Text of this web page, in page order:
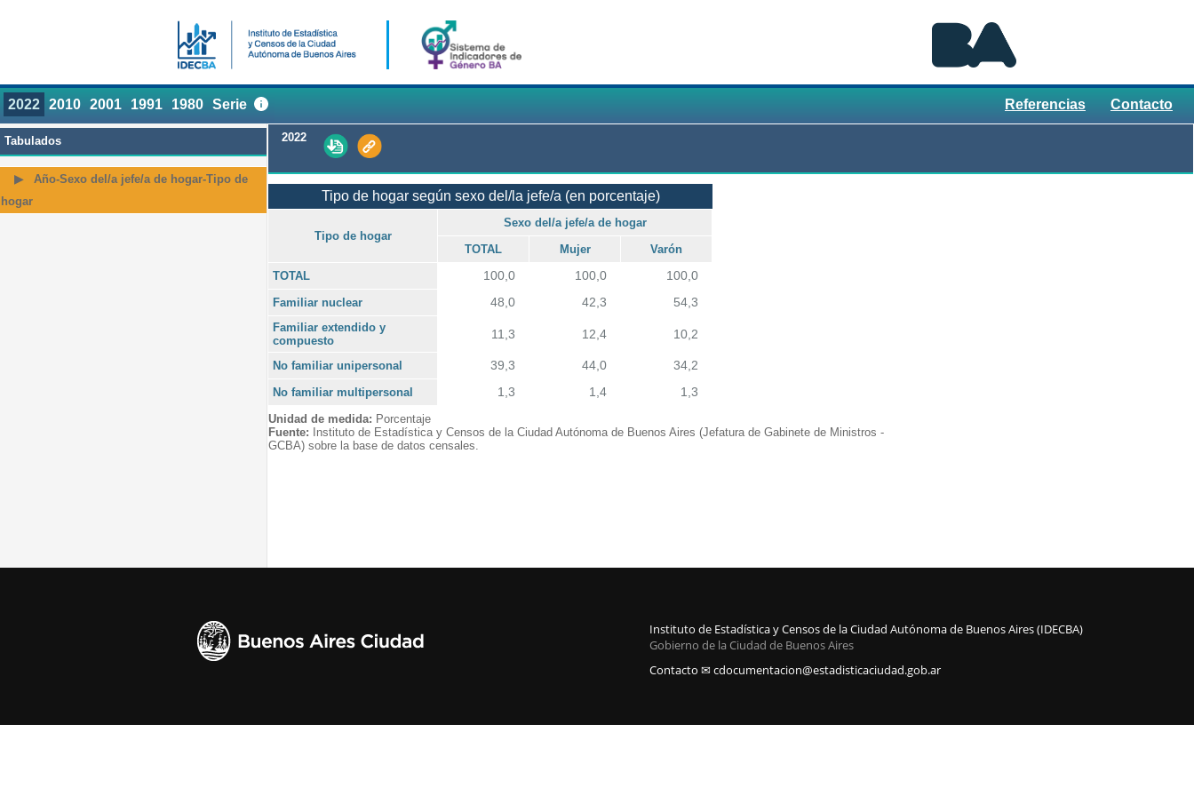
2022 2010 2001 1991 1980 Serie Contacto
Referencias
Tabulados
Año-Sexo del/a jefe/a de hogar-Tipo de
hogar
2022
Tipo de hogar según sexo del/la jefe/a (en porcentaje)
Tipo de hogar
Sexo del/a jefe/a de hogar
TOTAL
Mujer
Varón
TOTAL
100,0 100,0 100,0
Familiar nuclear 48,0 42,3 54,3
Familiar extendido y
compuesto
11,3 12,4 10,2
No familiar unipersonal 39,3 44,0 34,2
No familiar multipersonal 1,3 1,4 1,3
Unidad de medida: Porcentaje
Fuente: Instituto de Estadística y Censos de la Ciudad Autónoma de Buenos Aires (Jefatura de Gabinete de Ministros -
GCBA) sobre la base de datos censales.
Instituto de Estadística y Censos de la Ciudad Autónoma de Buenos Aires (IDECBA)
Gobierno de la Ciudad de Buenos Aires
Contacto ✉ cdocumentacion@estadisticaciudad.gob.ar